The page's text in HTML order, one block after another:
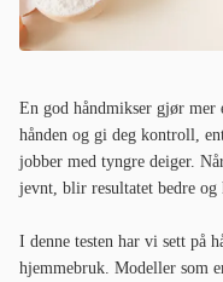
En god håndmikser gjør mer
hånden og gi deg kontroll,
jobber med tyngre deiger.
jevnt, blir resultatet bedre og
I denne testen har vi sett på
hjemmebruk. Modeller som